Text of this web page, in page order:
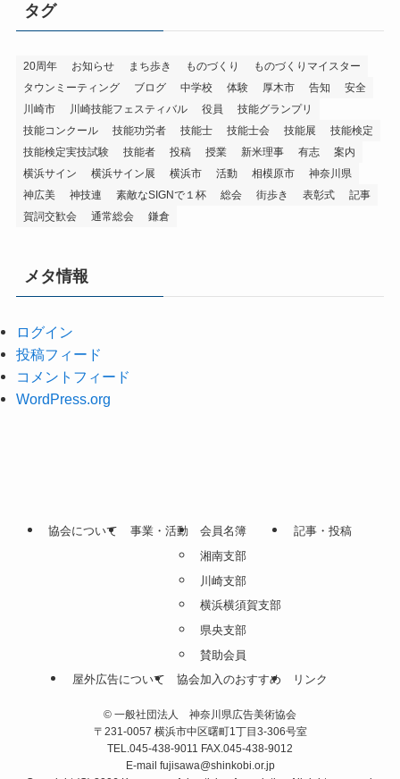
タグ
20周年 お知らせ まち歩き ものづくり
ものづくりマイスター
タウンミーティング
ブログ 中学校 体験 厚木市 告知
安全
川崎市
川崎技能フェスティバル 役員
技能グランプリ
技能コンクール
技能功労者 技能士 技能士会 技能展
技能検定
技能検定実技試験
技能者 投稿 授業 新米理事 有志
案内
横浜サイン
横浜サイン展 横浜市 活動 相模原市
神奈川県
神広美
神技連 素敵なSIGNで１杯 総会 街歩き 表彰式
記事
賀詞交歓会
通常総会 鎌倉
メタ情報
ログイン
投稿フィード
コメントフィード
WordPress.org
協会について 事業・活動
会員名簿
湘南支部
川崎支部
横浜横須賀支部
県央支部
賛助会員
記事・投稿
屋外広告について 協会加入のおすすめ リンク
© 一般社団法人 神奈川県広告美術協会
〒231-0057 横浜市中区曙町1丁目3-306号室
TEL.045-438-9011 FAX.045-438-9012
E-mail fujisawa@shinkobi.or.jp